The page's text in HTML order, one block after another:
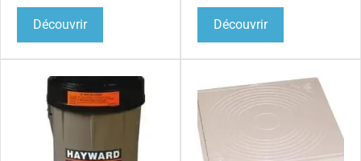
Découvrir Découvrir